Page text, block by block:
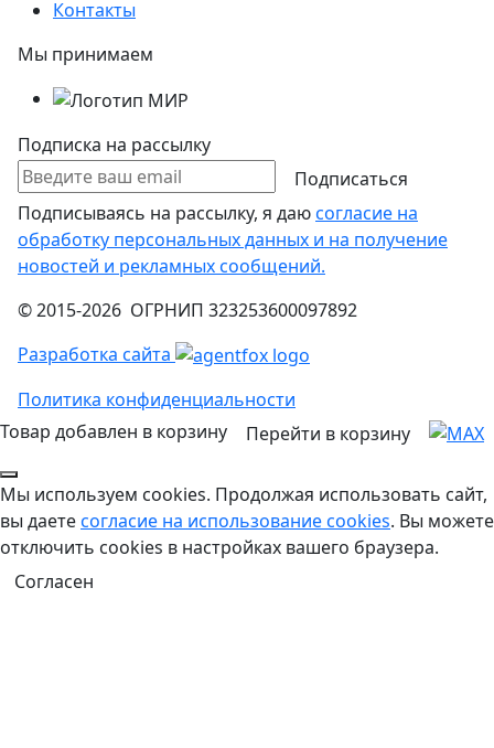
Контакты
Мы принимаем
Подписка на рассылку
Подписаться
Подписываясь на рассылку, я даюсогласие на
обработку персональных данных и на получение
новостей и рекламных сообщений.
© 2015-2026 ОГРНИП 323253600097892
Разработка сайта
Политика конфиденциальности
Товар добавлен в корзину
Перейти в корзину
Мы используем cookies. Продолжая использовать сайт,
вы даетесогласие на использование cookies. Вы можете
отключить cookies в настройках вашего браузера.
Согласен